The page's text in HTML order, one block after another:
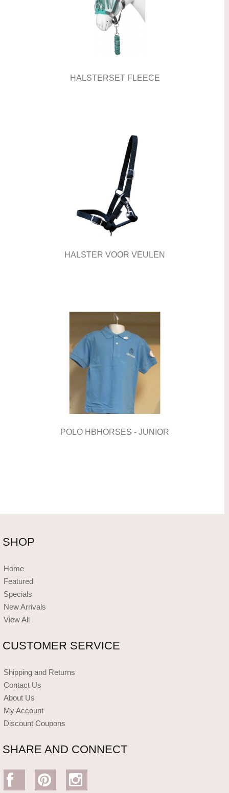
HALSTERSET FLEECE
HALSTER VOOR VEULEN
POLO HBHORSES - JUNIOR
SHOP
Home
Featured
Specials
New Arrivals
View All
CUSTOMER SERVICE
Shipping and Returns
Contact Us
About Us
My Account
Discount Coupons
SHARE AND CONNECT